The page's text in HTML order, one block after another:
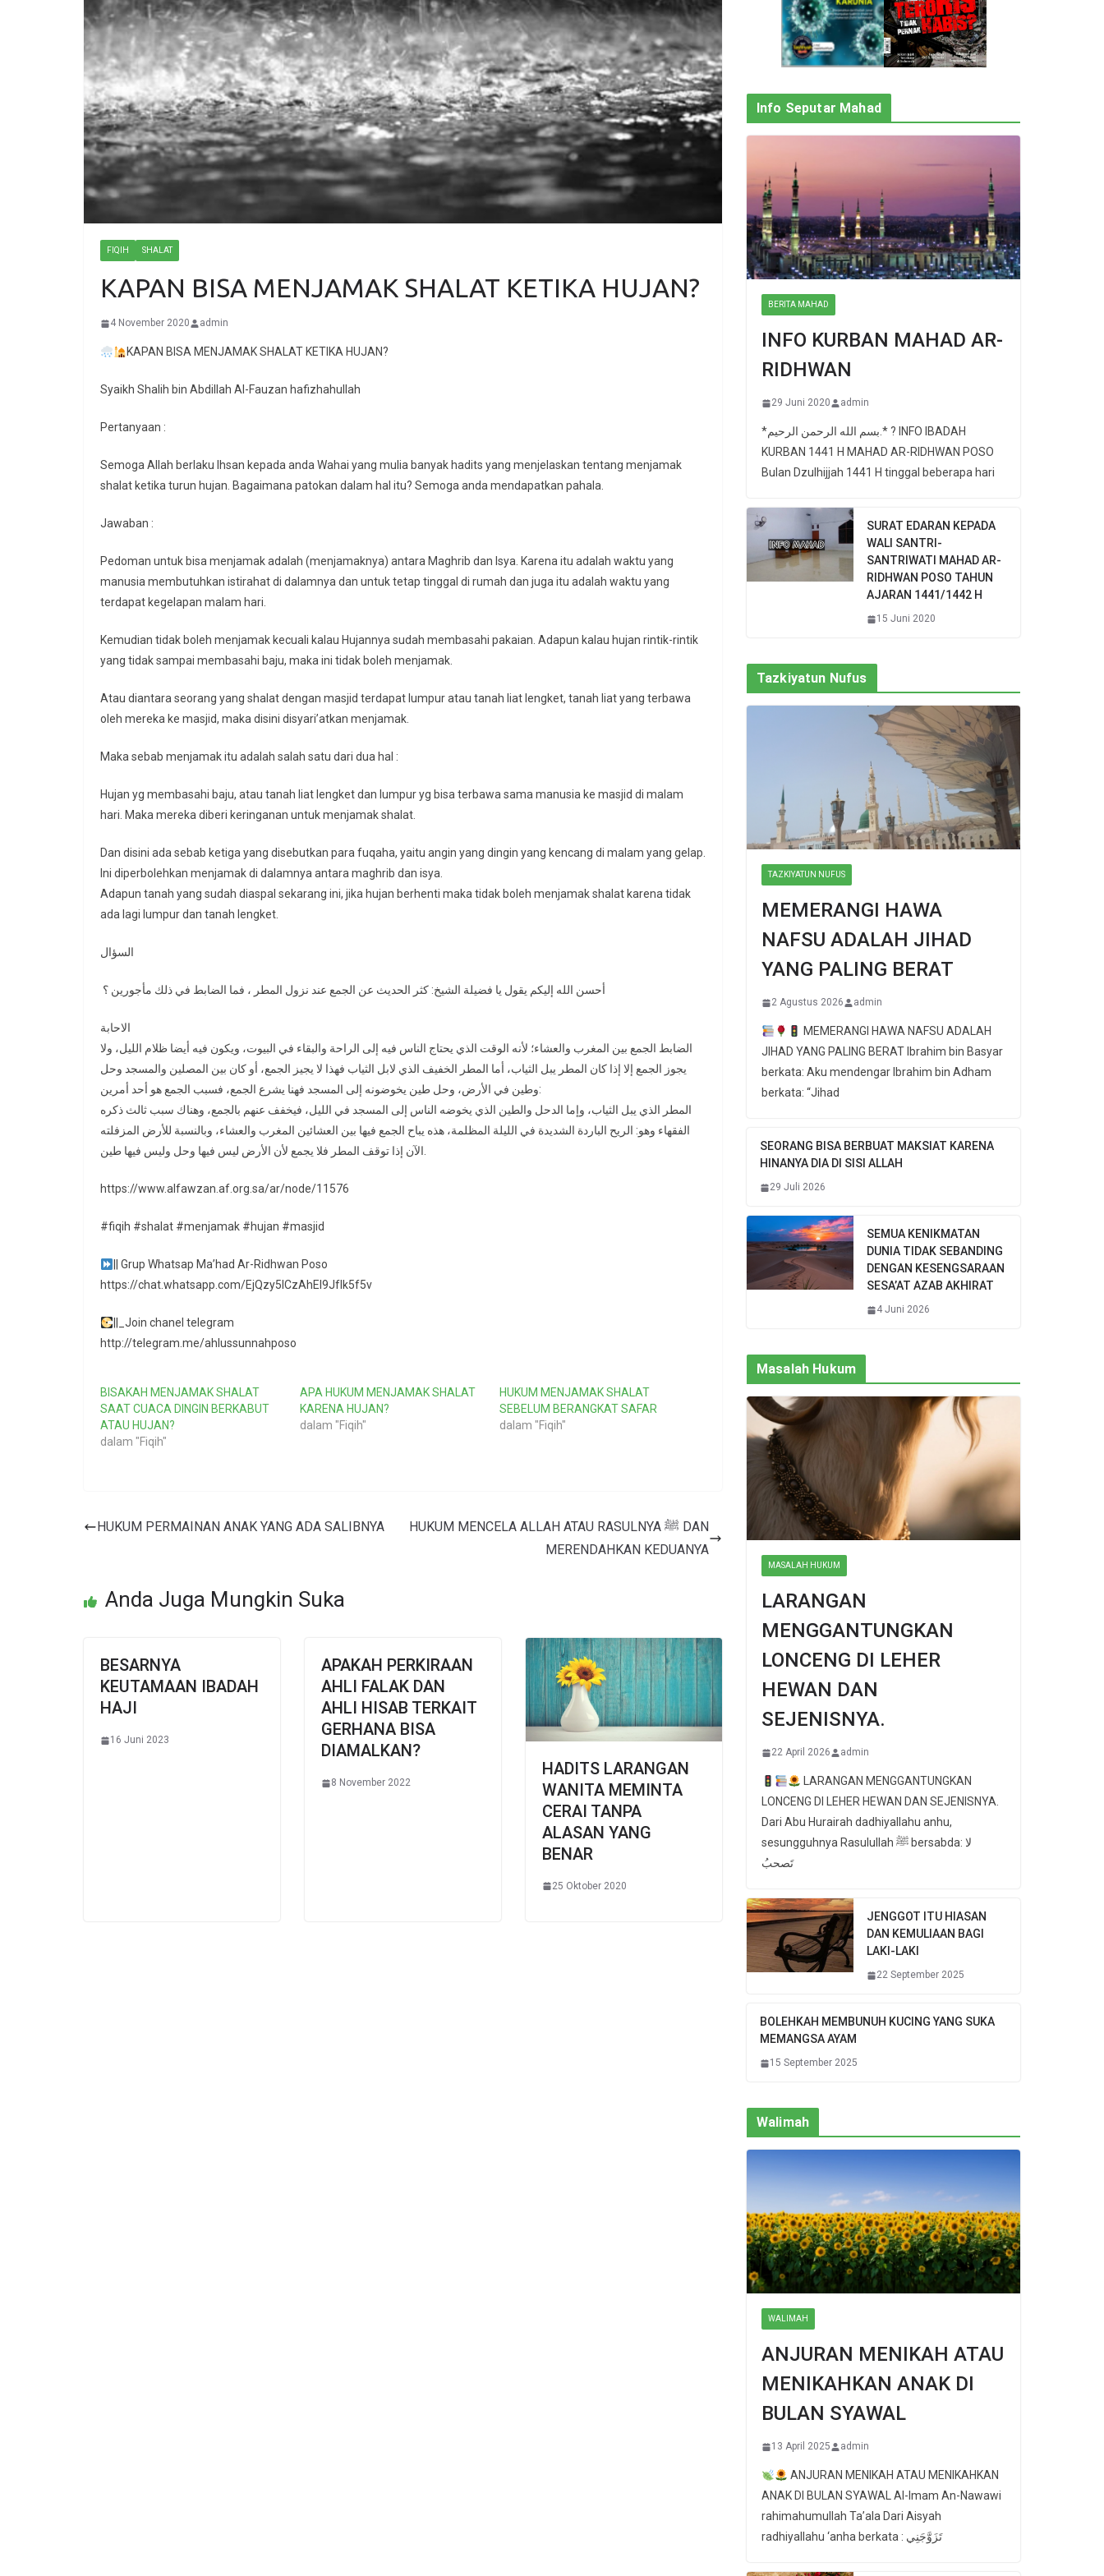
FIQIH SHALAT
KAPAN BISA MENJAMAK SHALAT KETIKA HUJAN?
4 November 2020 admin
KAPAN BISA MENJAMAK SHALAT KETIKA HUJAN?
Syaikh Shalih bin Abdillah Al-Fauzan hafizhahullah
Pertanyaan :
Semoga Allah berlaku Ihsan kepada anda Wahai yang mulia banyak hadits yang menjelaskan tentang menjamak
shalat ketika turun hujan. Bagaimana patokan dalam hal itu? Semoga anda mendapatkan pahala.
Jawaban :
Pedoman untuk bisa menjamak adalah (menjamaknya) antara Maghrib dan Isya. Karena itu adalah waktu yang
manusia membutuhkan istirahat di dalamnya dan untuk tetap tinggal di rumah dan juga itu adalah waktu yang
terdapat kegelapan malam hari.
Kemudian tidak boleh menjamak kecuali kalau Hujannya sudah membasahi pakaian. Adapun kalau hujan rintik-rintik
yang tidak sampai membasahi baju, maka ini tidak boleh menjamak.
Atau diantara seorang yang shalat dengan masjid terdapat lumpur atau tanah liat lengket, tanah liat yang terbawa
oleh mereka ke masjid, maka disini disyari’atkan menjamak.
Maka sebab menjamak itu adalah salah satu dari dua hal :
Hujan yg membasahi baju, atau tanah liat lengket dan lumpur yg bisa terbawa sama manusia ke masjid di malam
hari. Maka mereka diberi keringanan untuk menjamak shalat.
Dan disini ada sebab ketiga yang disebutkan para fuqaha, yaitu angin yang dingin yang kencang di malam yang gelap.
Ini diperbolehkan menjamak di dalamnya antara maghrib dan isya.
Adapun tanah yang sudah diaspal sekarang ini, jika hujan berhenti maka tidak boleh menjamak shalat karena tidak
ada lagi lumpur dan tanah lengket.
السؤال
أحسن الله إليكم يقول يا فضيلة الشيخ: كثر الحديث عن الجمع عند نزول المطر ، فما الضابط في ذلك مأجورين ؟
الاحابة
الضابط الجمع بين المغرب والعشاء؛ لأنه الوقت الذي يحتاج الناس فيه إلى الراحة والبقاء في البيوت، ويكون فيه أيضا ظلام الليل، ولا
يجوز الجمع إلا إذا كان المطر يبل الثياب، أما المطر الخفيف الذي لابل الثياب فهذا لا يجيز الجمع، أو كان بين المصلين والمسجد وحل
وطين في الأرض، وحل طين يخوضونه إلى المسجد فهنا يشرع الجمع، فسبب الجمع هو أحد أمرين:
المطر الذي يبل الثياب، وإما الدحل والطين الذي يخوضه الناس إلى المسجد في الليل، فيخفف عنهم بالجمع، وهناك سبب ثالث ذكره
الفقهاء وهو: الريح الباردة الشديدة في الليلة المظلمة، هذه يباح الجمع فيها بين العشائين المغرب والعشاء، وبالنسبة للأرض المزفلته
الآن إذا توقف المطر فلا يجمع لأن الأرض ليس فيها وحل وليس فيها طين.
https://www.alfawzan.af.org.sa/ar/node/11576
#fiqih #shalat #menjamak #hujan #masjid
|| Grup Whatsap Ma’had Ar-Ridhwan Poso
https://chat.whatsapp.com/EjQzy5ICzAhEl9JfIk5f5v
||_Join chanel telegram
http://telegram.me/ahlussunnahposo
BISAKAH MENJAMAK SHALAT
SAAT CUACA DINGIN BERKABUT
ATAU HUJAN?
dalam "Fiqih"
APA HUKUM MENJAMAK SHALAT
KARENA HUJAN?
dalam "Fiqih"
HUKUM MENJAMAK SHALAT
SEBELUM BERANGKAT SAFAR
dalam "Fiqih"
HUKUM PERMAINAN ANAK YANG ADA SALIBNYA
HUKUM MENCELA ALLAH ATAU RASULNYA ﷺ DAN
MERENDAHKAN KEDUANYA
Anda Juga Mungkin Suka
BESARNYA
KEUTAMAAN IBADAH
HAJI
16 Juni 2023
APAKAH PERKIRAAN
AHLI FALAK DAN
AHLI HISAB TERKAIT
GERHANA BISA
DIAMALKAN?
8 November 2022
HADITS LARANGAN
WANITA MEMINTA
CERAI TANPA
ALASAN YANG
BENAR
25 Oktober 2020
Info Seputar Mahad
BERITA MAHAD
INFO KURBAN MAHAD AR-
RIDHWAN
29 Juni 2020 admin
*بسم الله الرحمن الرحيم.* ? INFO IBADAH
KURBAN 1441 H MAHAD AR-RIDHWAN POSO
Bulan Dzulhijjah 1441 H tinggal beberapa hari
SURAT EDARAN KEPADA
WALI SANTRI-
SANTRIWATI MAHAD AR-
RIDHWAN POSO TAHUN
AJARAN 1441/1442 H
15 Juni 2020
Tazkiyatun Nufus
TAZKIYATUN NUFUS
MEMERANGI HAWA
NAFSU ADALAH JIHAD
YANG PALING BERAT
2 Agustus 2026 admin
MEMERANGI HAWA NAFSU ADALAH
JIHAD YANG PALING BERAT Ibrahim bin Basyar
berkata: Aku mendengar Ibrahim bin Adham
berkata: “Jihad
SEORANG BISA BERBUAT MAKSIAT KARENA
HINANYA DIA DI SISI ALLAH
29 Juli 2026
SEMUA KENIKMATAN
DUNIA TIDAK SEBANDING
DENGAN KESENGSARAAN
SESA’AT AZAB AKHIRAT
4 Juni 2026
Masalah Hukum
MASALAH HUKUM
LARANGAN
MENGGANTUNGKAN
LONCENG DI LEHER
HEWAN DAN
SEJENISNYA.
22 April 2026 admin
LARANGAN MENGGANTUNGKAN
LONCENG DI LEHER HEWAN DAN SEJENISNYA.
Dari Abu Hurairah dadhiyallahu anhu,
sesungguhnya Rasulullah ﷺ bersabda: لا
تَصحبُ
JENGGOT ITU HIASAN
DAN KEMULIAAN BAGI
LAKI-LAKI
22 September 2025
BOLEHKAH MEMBUNUH KUCING YANG SUKA
MEMANGSA AYAM
15 September 2025
Walimah
WALIMAH
ANJURAN MENIKAH ATAU
MENIKAHKAN ANAK DI
BULAN SYAWAL
13 April 2025 admin
ANJURAN MENIKAH ATAU MENIKAHKAN
ANAK DI BULAN SYAWAL Al-Imam An-Nawawi
rahimahumullah Ta’ala Dari Aisyah
radhiyallahu ‘anha berkata : تَزَوَّجَنِي